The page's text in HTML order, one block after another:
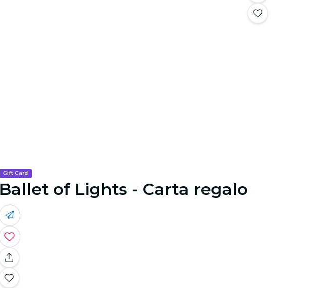
Gift Card
Ballet of Lights - Carta regalo